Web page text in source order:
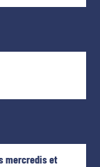
mercredis et